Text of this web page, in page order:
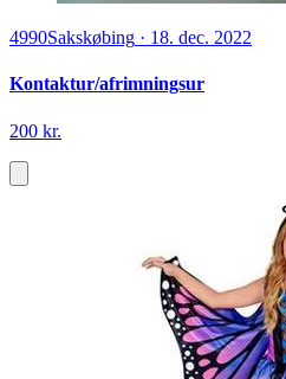
4990Sakskøbing · 18. dec. 2022
Kontaktur/afrimningsur
200 kr.